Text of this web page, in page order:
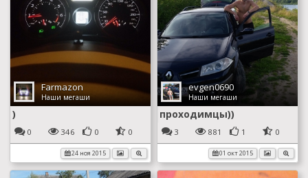
Farmazon
Наши мегаши
)
0 346 0 0
24 ноя 2015
evgen0690
Наши мегаши
проходимцы))
3 881 1 0
01 окт 2015